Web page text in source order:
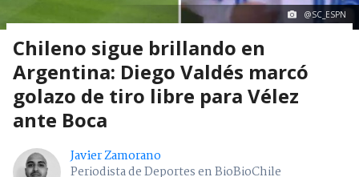
@SC_ESPN
Chileno sigue brillando en
Argentina: Diego Valdés marcó
golazo de tiro libre para Vélez
ante Boca
Javier Zamorano
Periodista de Deportes en BioBioChile